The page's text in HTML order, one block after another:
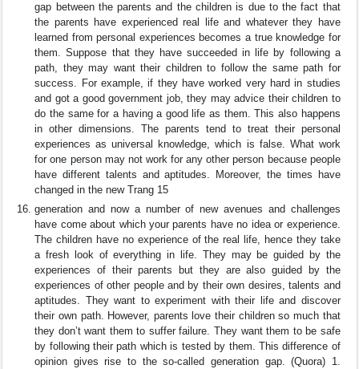
gap between the parents and the children is due to the fact that
the parents have experienced real life and whatever they have
learned from personal experiences becomes a true knowledge for
them. Suppose that they have succeeded in life by following a
path, they may want their children to follow the same path for
success. For example, if they have worked very hard in studies
and got a good government job, they may advice their children to
do the same for a having a good life as them. This also happens
in other dimensions. The parents tend to treat their personal
experiences as universal knowledge, which is false. What work
for one person may not work for any other person because people
have different talents and aptitudes. Moreover, the times have
changed in the new Trang 15
generation and now a number of new avenues and challenges
have come about which your parents have no idea or experience.
The children have no experience of the real life, hence they take
a fresh look of everything in life. They may be guided by the
experiences of their parents but they are also guided by the
experiences of other people and by their own desires, talents and
aptitudes. They want to experiment with their life and discover
their own path. However, parents love their children so much that
they don’t want them to suffer failure. They want them to be safe
by following their path which is tested by them. This difference of
opinion gives rise to the so-called generation gap. (Quora) 1.